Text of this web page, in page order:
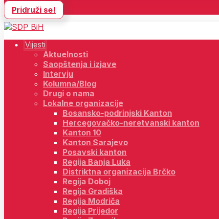
Pridruži se!
Vijesti
Aktuelnosti
Saopštenja i izjave
Intervju
Kolumna/Blog
Drugi o nama
Lokalne organizacije
Bosansko-podrinjski Kanton
Hercegovačko-neretvanski kanton
Kanton 10
Kanton Sarajevo
Posavski kanton
Regija Banja Luka
Distriktna organizacija Brčko
Regija Doboj
Regija Gradiška
Regija Modriča
Regija Prijedor